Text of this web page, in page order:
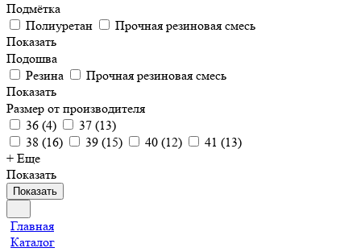
Подмётка
Полиуретан
Прочная резиновая смесь
Показать
Подошва
Резина
Прочная резиновая смесь
Показать
Размер от производителя
36 (4) 37 (13)
38 (16) 39 (15) 40 (12) 41 (13)
+ Еще
Показать
Показать
Главная
Каталог